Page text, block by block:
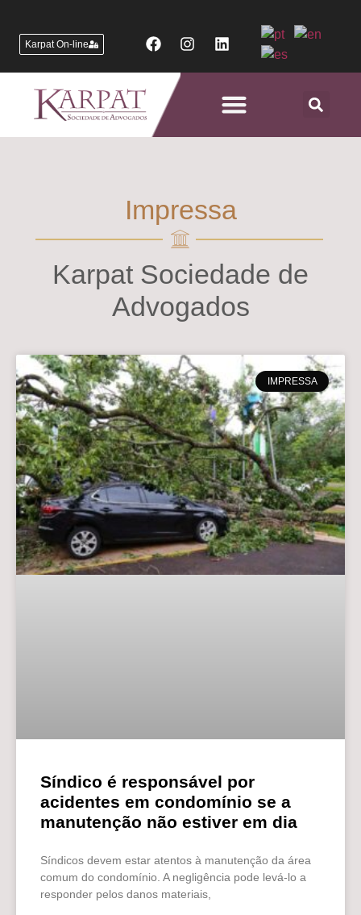
Karpat On-line
Impressa
Karpat Sociedade de
Advogados
IMPRESSA
Síndico é responsável por
acidentes em condomínio se a
manutenção não estiver em dia
Síndicos devem estar atentos à manutenção da área
comum do condomínio. A negligência pode levá-lo a
responder pelos danos materiais,